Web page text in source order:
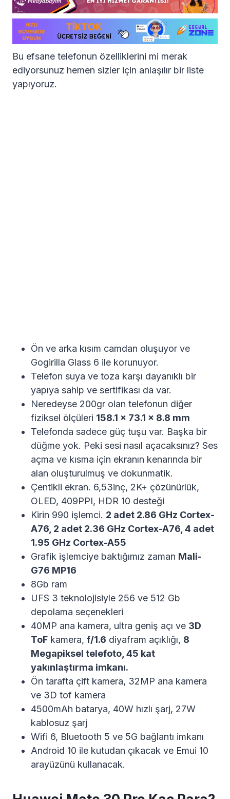
Bu efsane telefonun özelliklerini mi merak
ediyorsunuz hemen sizler için anlaşılır bir liste
yapıyoruz.
Ön ve arka kısım camdan oluşuyor ve
Gogirilla Glass 6 ile korunuyor.
Telefon suya ve toza karşı dayanıklı bir
yapıya sahip ve sertifikası da var.
Neredeyse 200gr olan telefonun diğer
fiziksel ölçüleri 158.1 x 73.1 x 8.8 mm
Telefonda sadece güç tuşu var. Başka bir
düğme yok. Peki sesi nasıl açacaksınız? Ses
açma ve kısma için ekranın kenarında bir
alan oluşturulmuş ve dokunmatik.
Çentikli ekran. 6,53inç, 2K+ çözünürlük,
OLED, 409PPI, HDR 10 desteği
Kirin 990 işlemci. 2 adet 2.86 GHz Cortex-
A76, 2 adet 2.36 GHz Cortex-A76, 4 adet
1.95 GHz Cortex-A55
Grafik işlemciye baktığımız zaman Mali-
G76 MP16
8Gb ram
UFS 3 teknolojisiyle 256 ve 512 Gb
depolama seçenekleri
40MP ana kamera, ultra geniş açı ve 3D
ToF kamera, f/1.6 diyafram açıklığı, 8
Megapiksel telefoto, 45 kat
yakınlaştırma imkanı.
Ön tarafta çift kamera, 32MP ana kamera
ve 3D tof kamera
4500mAh batarya, 40W hızlı şarj, 27W
kablosuz şarj
Wifi 6, Bluetooth 5 ve 5G bağlantı imkanı
Android 10 ile kutudan çıkacak ve Emui 10
arayüzünü kullanacak.